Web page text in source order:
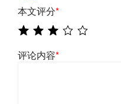
本文评分*
评论内容*